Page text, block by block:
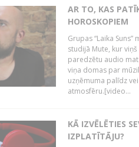
AR TO, KAS
HOROSKOPIEM
Grupas “Laika
studijā Mute, kur
paredzētu audio
viņa domas par
uzņēmuma palīdz
atmosfēru.[video...
KĀ IZVĒLĒTIES
IZPLATĪTĀJU?